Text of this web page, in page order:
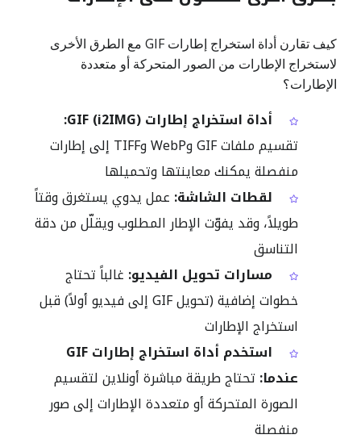
كيف تقارن أداة استخراج إطارات GIF مع الطرق الأخرى
لاستخراج الإطارات من الصور المتحركة أو متعددة
الإطارات؟
أداة استخراج إطارات GIF (i2IMG):
تقسيم ملفات GIF وWebP وTIFF إلى إطارات
منفصلة يمكنك معاينتها وتحميلها
لقطات الشاشة: عمل يدوي يستغرق وقتاً
طويلاً، وقد يفوّت الإطار المطلوب ويقلّل من دقة
التناسق
مسارات تحويل الفيديو: غالباً تحتاج
خطوات إضافية (تحويل GIF إلى فيديو أولاً) قبل
استخراج الإطارات
استخدم أداة استخراج إطارات GIF
عندما: تحتاج طريقة مباشرة أونلاين لتقسيم
الصورة المتحركة أو متعددة الإطارات إلى صور
منفصلة